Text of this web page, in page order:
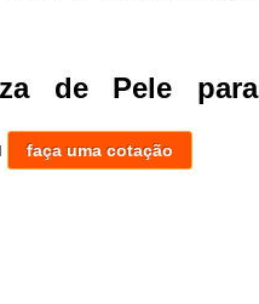
de Pele para
faça uma cotação